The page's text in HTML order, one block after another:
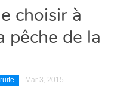
choisir à
pêche de la
Mar 3, 2015